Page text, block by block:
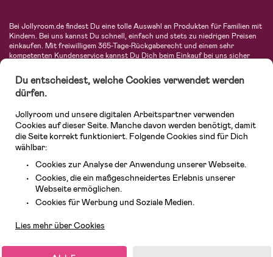
Bei Jollyroom.de findest Du eine tolle Auswahl an Produkten für Familien mit
Kindern. Bei uns kannst Du schnell, einfach und stets zu niedrigen Preisen
einkaufen. Mit freiwilligem 365-Tage-Rückgaberecht und einem sehr
kompetenten Kundenservice kannst Du Dich beim Einkauf bei uns sicher
Autositze, Kinder- und Babymode, Produkte für Mütter und eine Menge
fantastischer Einrichtungsgegenstände, Spielsachen, Babyprodukte und
vieles mehr. Wir haben Produkte von bekannten Herstellern wie Britax, Maxi-
Avent, Jack Wolfskin, Cybex, LEGO und vielen mehr. Schau Dich um in
unserer vielfältigen Online-Boutique für Kinder & Babys. Willkommen!
© 2026 Jollyroom GmbH. Alle Rechte vorbehalten.
Du entscheidest, welche Cookies verwendet werden
dürfen.
Jollyroom und unsere digitalen Arbeitspartner verwenden
Cookies auf dieser Seite. Manche davon werden benötigt, damit
die Seite korrekt funktioniert. Folgende Cookies sind für Dich
wählbar:
Cookies zur Analyse der Anwendung unserer Webseite.
Cookies, die ein maßgeschneidertes Erlebnis unserer
Webseite ermöglichen.
Cookies für Werbung und Soziale Medien.
Lies mehr über Cookies